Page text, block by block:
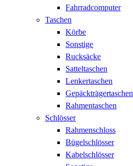
Fahrradcomputer
Taschen
Körbe
Sonstige
Rucksäcke
Satteltaschen
Lenkertaschen
Gepäckträgertaschen
Rahmentaschen
Schlösser
Rahmenschloss
Bügelschlösser
Kabelschlösser